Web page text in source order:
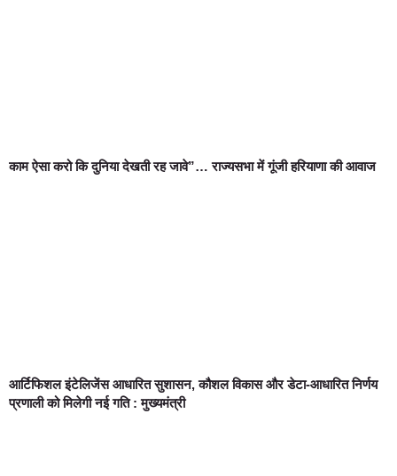
काम ऐसा करो कि दुनिया देखती रह जावे”… राज्यसभा में गूंजी हरियाणा की आवाज
आर्टिफिशल इंटेलिजेंस आधारित सुशासन, कौशल विकास और डेटा-आधारित निर्णय
प्रणाली को मिलेगी नई गति : मुख्यमंत्री